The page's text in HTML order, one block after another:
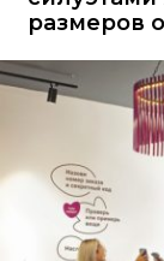
размеров